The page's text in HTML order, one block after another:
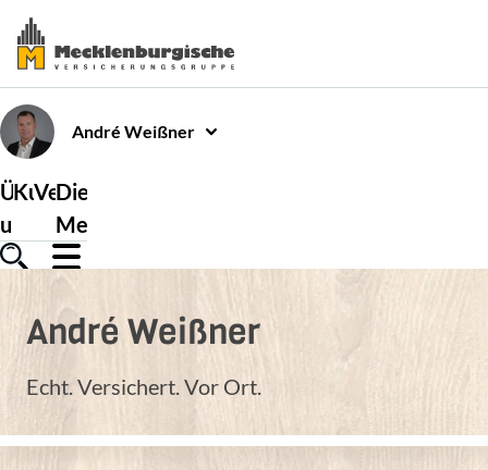
André Weißner
Über
uns
Kundenservice
Versicherungen
Die
Mecklenburgische
André Weißner
Echt. Versichert. Vor Ort.